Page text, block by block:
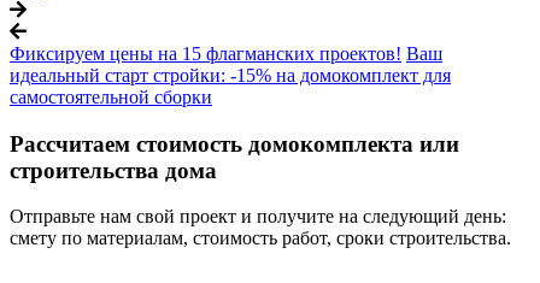
Фиксируем цены на 15 флагманских проектов! Ваш
идеальный старт стройки: -15% на домокомплект для
самостоятельной сборки
Рассчитаем стоимость домокомплекта или
строительства дома
Отправьте нам свой проект и получите на следующий день:
смету по материалам, стоимость работ, сроки строительства.